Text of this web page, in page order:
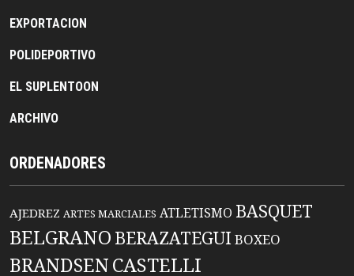
EXPORTACION
POLIDEPORTIVO
EL SUPLENTOON
ARCHIVO
ORDENADORES
AJEDREZ ARTES MARCIALES ATLETISMO BASQUET
BELGRANO BERAZATEGUIBOXEO
BRANDSENCASTELLI